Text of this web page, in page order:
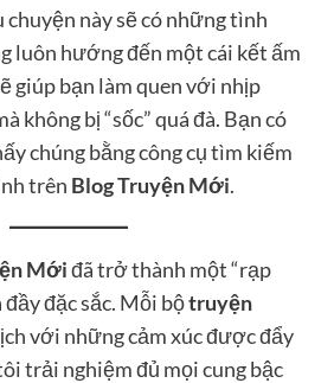
chuyện này sẽ có những tình
luôn hướng đến một cái kết ấm
giúp bạn làm quen với nhịp
không bị “sốc” quá đà. Bạn có
chúng bằng công cụ tìm kiếm
trên Blog Truyện Mới.
Mớiđã trở thành một “rạp
đặc sắc. Mỗi bộtruyện
với những cảm xúc được đẩy
trải nghiệm đủ mọi cung bậc